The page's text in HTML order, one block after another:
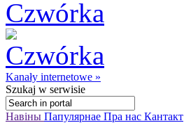
Kanały internetowe »
Szukaj w serwisie
Навіны Папулярнае Пра нас Кантакт